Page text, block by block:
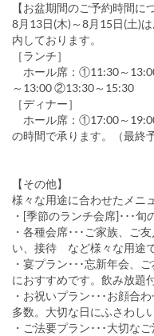
【お盆期間のご予約時間に
8月13日(木)～8月15日(土)
内しております。
［ランチ］
ホール席：①11:30～
～13:00 ②13:30～15:30
［ディナー］
ホール席：①17:00～
の時間で承ります。（最終
【その他】
様々な用途に合わせたメニ
・[季節のランチ会席]･･･旬
・各種会席･･･ご家族、ご
い、接待 など様々な用途
・宴プラン･･･忘新年会、
におすすめです。飲み放題
・お祝いプラン･･･お顔合
多数。大切な日にふさわし
・ご法要プラン･･･大切な